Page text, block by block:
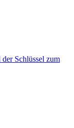
Schlüssel zum